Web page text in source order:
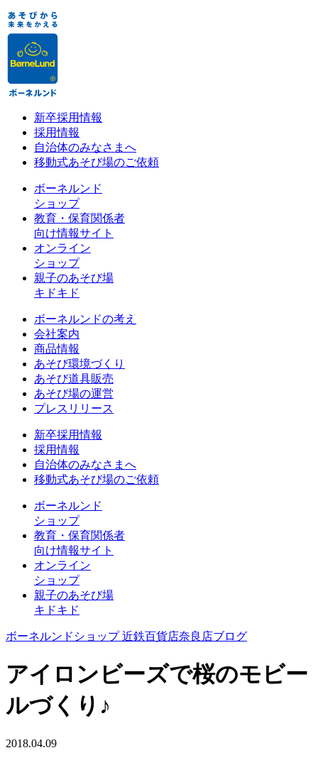
新卒採用情報
採用情報
自治体のみなさまへ
移動式あそび場のご依頼
ボーネルンド
ショップ
教育・保育関係者
向け情報サイト
オンライン
ショップ
親子のあそび場
キドキド
ボーネルンドの考え
会社案内
商品情報
あそび環境づくり
あそび道具販売
あそび場の運営
プレスリリース
新卒採用情報
採用情報
自治体のみなさまへ
移動式あそび場のご依頼
ボーネルンド
ショップ
教育・保育関係者
向け情報サイト
オンライン
ショップ
親子のあそび場
キドキド
ボーネルンドショップ 近鉄百貨店奈良店ブログ
アイロンビーズで桜のモビー
ルづくり♪
2018.04.09